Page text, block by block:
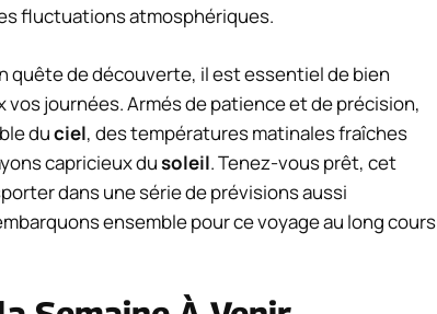
fluctuations atmosphériques.
quête de découverte, il est essentiel de bien
journées. Armés de patience et de précision,
duciel, des températures matinales fraîches
capricieux dusoleil. Tenez-vous prêt, cet
dans une série de prévisions aussi
ensemble pour ce voyage au long cours